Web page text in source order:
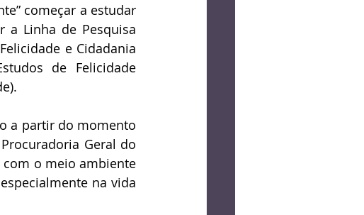
começar a estudar
a Linha de Pesquisa
e Cidadania
de Felicidade
a partir do momento
Geral do
com o meio ambiente
na vida